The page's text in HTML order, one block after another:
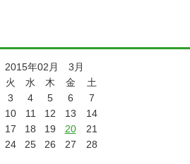
年02月 3月
火 水 木 金
土
3 4 5 6
7
10 11 12 13
14
17 18 19 20
21
24 25 26 27 28